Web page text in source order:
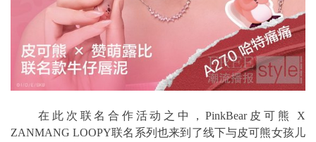
在此次联名合作活动之中，PinkBear皮可熊 X
ZANMANG LOOPY联名系列也来到了线下与皮可熊女孩儿